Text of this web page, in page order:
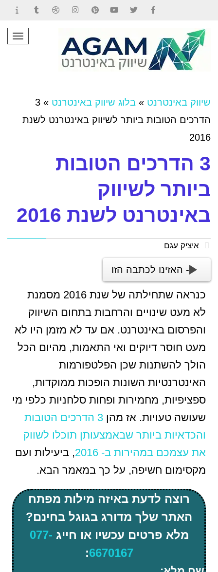
שיווק באינטרנט » בלוג שיווק באינטרנט »
3
הדרכים הטובות ביותר לשיווק באינטרנט לשנת
2016
3 הדרכים הטובות
ביותר לשיווק
באינטרנט לשנת 2016
איציק עגם
- האזינו לכתבה הזו
כנראה שתחילתה של שנת 2016 מסמנת
לא מעט שינויים והרחבות בתחום השיווק
והפרסום באינטרנט. אם עד לא מזמן היו לא
מעט חוסר דיוקים ואי התאמות, מהיום הכל
הולך להשתנות שכן הפלטפורמות
האינטרנטיות השונות הופכות ממוקדות,
ספציפיות, מחמירות ופחות סלחניות כלפי מי
שעושה טעויות. אז מהן
3 הדרכים הטובות
והכדאיות ביותר שבאמצעותן תוכלו לשווק
את עצמכם במהירות ב- 2016
, ביעילות ועם
מקסימום חשיפה, על כך במאמר הבא.
רוצה לדעת באיזה מילות מפתח
האתר שלך מדורג בגוגל בחינם?
מלא פרטים עכשיו או חייג 077-
6670167
: